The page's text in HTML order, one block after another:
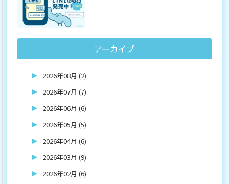
アーカイブ
2026年08月 (2)
2026年07月 (7)
2026年06月 (6)
2026年05月 (5)
2026年04月 (6)
2026年03月 (9)
2026年02月 (6)